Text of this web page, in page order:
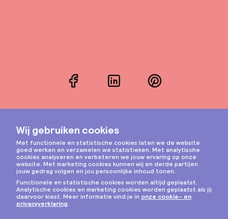
FacebookLinkedInPinterest
Instagram